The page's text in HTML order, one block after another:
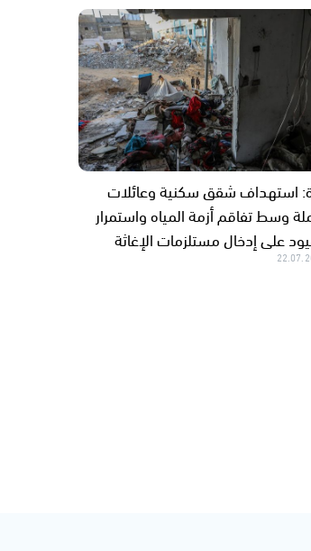
استهداف شقق سكنية وعائلات
وسط تفاقم أزمة المياه واستمرار
على إدخال مستلزمات الإغاثة